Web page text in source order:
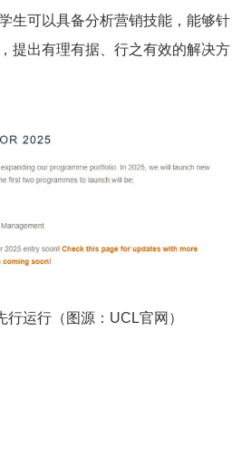
生可以具备分析营销技能，能够针
提出有理有据、行之有效的解决方
行运行（图源：UCL官网）